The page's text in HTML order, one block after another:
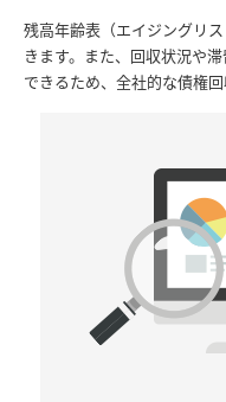
残高年齢表（エイジングリ
きます。また、回収状況や
できるため、全社的な債権